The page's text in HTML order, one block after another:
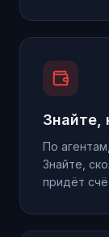
Знайте,
По
Знайте,
придёт